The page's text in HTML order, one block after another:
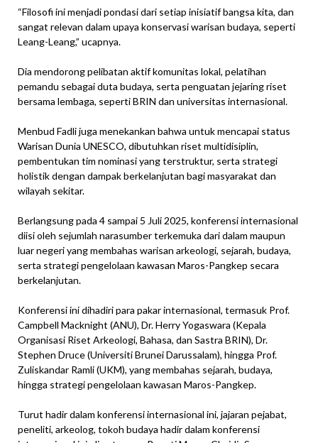
“Filosofi ini menjadi pondasi dari setiap inisiatif bangsa kita, dan
sangat relevan dalam upaya konservasi warisan budaya, seperti
Leang-Leang,” ucapnya.
Dia mendorong pelibatan aktif komunitas lokal, pelatihan
pemandu sebagai duta budaya, serta penguatan jejaring riset
bersama lembaga, seperti BRIN dan universitas internasional.
Menbud Fadli juga menekankan bahwa untuk mencapai status
Warisan Dunia UNESCO, dibutuhkan riset multidisiplin,
pembentukan tim nominasi yang terstruktur, serta strategi
holistik dengan dampak berkelanjutan bagi masyarakat dan
wilayah sekitar.
Berlangsung pada 4 sampai 5 Juli 2025, konferensi internasional
diisi oleh sejumlah narasumber terkemuka dari dalam maupun
luar negeri yang membahas warisan arkeologi, sejarah, budaya,
serta strategi pengelolaan kawasan Maros-Pangkep secara
berkelanjutan.
Konferensi ini dihadiri para pakar internasional, termasuk Prof.
Campbell Macknight (ANU), Dr. Herry Yogaswara (Kepala
Organisasi Riset Arkeologi, Bahasa, dan Sastra BRIN), Dr.
Stephen Druce (Universiti Brunei Darussalam), hingga Prof.
Zuliskandar Ramli (UKM), yang membahas sejarah, budaya,
hingga strategi pengelolaan kawasan Maros-Pangkep.
Turut hadir dalam konferensi internasional ini, jajaran pejabat,
peneliti, arkeolog, tokoh budaya hadir dalam konferensi